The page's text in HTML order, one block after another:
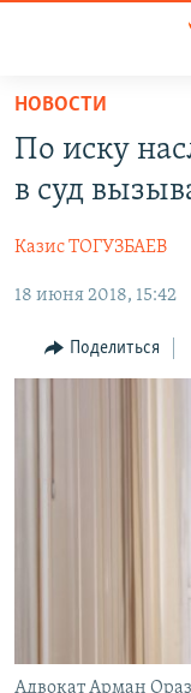
Вернуться
основному
содержанию
Вернутся
навигации
Вернутся
КАЗАХСТАН
УЗБЕКИСТАН
ТАДЖИКИСТАН
НОВОСТИ
ВОЙНА В УКРАИНЕ
НА ДРУГИХ
ҚАЗАҚША
КЫРГЫЗЧА
НОВОСТИ
По иску
в суд
Казис ТОГУЗБАЕВ
18 июня 2018, 15:42
Поделиться
Адвокат Арман